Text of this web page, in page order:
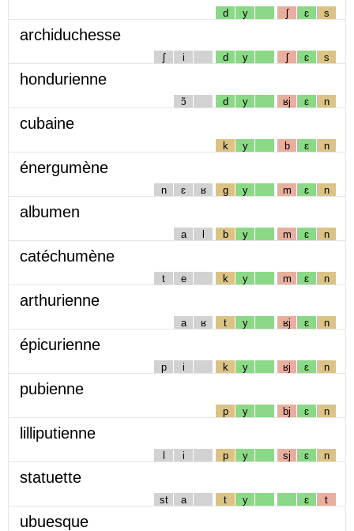
d y ʃ ɛ s
archiduchesse
ʃ i d y ʃ ɛ s
hondurienne
ɔ̃ d y ʁj ɛ n
cubaine
k y b ɛ n
énergumène
n ɛ ʁ g y m ɛ n
albumen
a l b y m ɛ n
catéchumène
t e k y m ɛ n
arthurienne
a ʁ t y ʁj ɛ n
épicurienne
p i k y ʁj ɛ n
pubienne
p y bj ɛ n
lilliputienne
l i p y sj ɛ n
statuette
st a t y ɛ t
ubuesque